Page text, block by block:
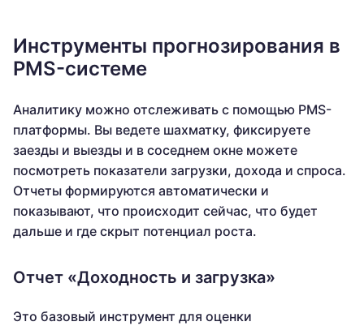
Инструменты прогнозирования в
PMS-системе
Аналитику можно отслеживать с помощью PMS-
платформы. Вы ведете шахматку, фиксируете
заезды и выезды и в соседнем окне можете
посмотреть показатели загрузки, дохода и спроса.
Отчеты формируются автоматически и
показывают, что происходит сейчас, что будет
дальше и где скрыт потенциал роста.
Отчет «Доходность и загрузка»
Это базовый инструмент для оценки